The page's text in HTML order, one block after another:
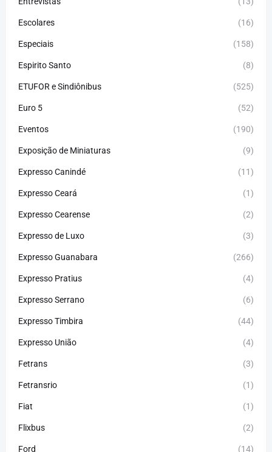
Escolares (16)
Especiais (158)
Espirito Santo (8)
ETUFOR e Sindiônibus (525)
Euro 5 (52)
Eventos (190)
Exposição de Miniaturas (9)
Expresso Canindé (11)
Expresso Ceará (1)
Expresso Cearense (2)
Expresso de Luxo (3)
Expresso Guanabara (266)
Expresso Pratius (4)
Expresso Serrano (6)
Expresso Timbira (44)
Expresso União (4)
Fetrans (3)
Fetransrio (1)
Fiat (1)
Flixbus (2)
Ford (14)